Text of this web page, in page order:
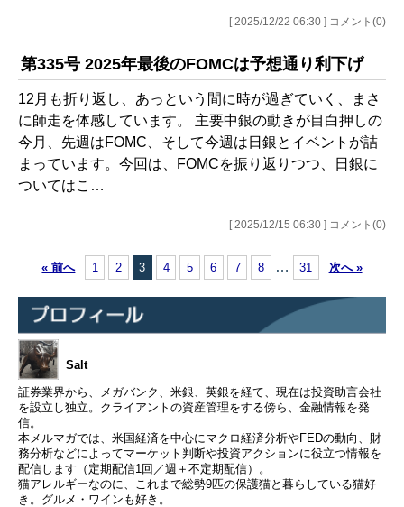
[ 2025/12/22 06:30 ] コメント(0)
第335号 2025年最後のFOMCは予想通り利下げ
12月も折り返し、あっという間に時が過ぎていく、まさ
に師走を体感しています。 主要中銀の動きが目白押しの
今月、先週はFOMC、そして今週は日銀とイベントが詰
まっています。今回は、FOMCを振り返りつつ、日銀に
ついてはこ…
[ 2025/12/15 06:30 ] コメント(0)
« 前へ 1 2 3 4 5 6 7 8 … 31 次へ »
Salt
証券業界から、メガバンク、米銀、英銀を経て、現在は投資助言会社
を設立し独立。クライアントの資産管理をする傍ら、金融情報を発
信。
本メルマガでは、米国経済を中心にマクロ経済分析やFEDの動向、財
務分析などによってマーケット判断や投資アクションに役立つ情報を
配信します（定期配信1回／週＋不定期配信）。
猫アレルギーなのに、これまで総勢9匹の保護猫と暮らしている猫好
き。グルメ・ワインも好き。